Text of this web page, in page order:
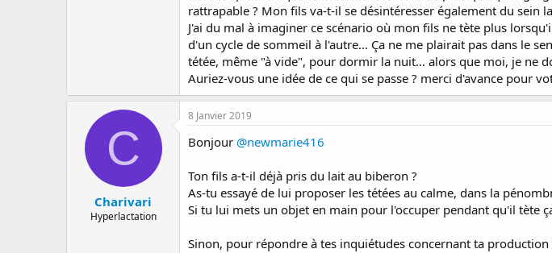
rattrapable ? Mon fils va-t-il se désintéresser également du sein
J'ai du mal à imaginer ce scénario où mon fils ne tète plus
d'un cycle de sommeil à l'autre… Ça ne me plairait pas dans le
tétée, même "à vide", pour dormir la nuit… alors que moi, je ne
Auriez-vous une idée de ce qui se passe ? merci d'avance pour
C
Charivari
Hyperlactation
8 Janvier 2019
Bonjour @newmarie416
Ton fils a-t-il déjà pris du lait au biberon ?
As-tu essayé de lui proposer les tétées au calme, dans la
Si tu lui mets un objet en main pour l'occuper pendant qu'il tète
Sinon, pour répondre à tes inquiétudes concernant ta